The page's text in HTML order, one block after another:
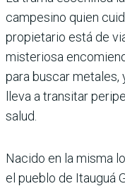
campesino quien
propietario está de
misteriosa
para buscar metales,
lleva a transitar
salud.
Nacido en la misma
el pueblo de Itauguá